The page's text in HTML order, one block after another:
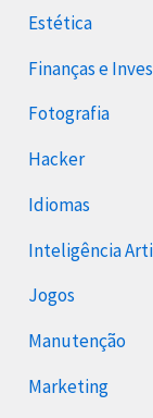
Estética
Finanças e
Fotografia
Hacker
Idiomas
Inteligência
Jogos
Manutenção
Marketing